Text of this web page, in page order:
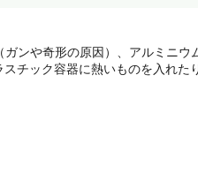
ンや奇形の原因）、アルミニウ
チック容器に熱いものを入れ